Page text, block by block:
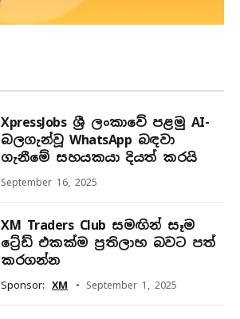
XpressJobs ශ්‍රී ලංකාවේ පළමු AI-
බලගැන්වූ WhatsApp බඳවා
ගැනීමේ සහයකයා දියත් කරයි
September 16, 2025
XM Traders Club සමඟින් සෑම
ට්‍රේඩ් එකක්ම ප්‍රතිලාභ බවට පත්
කරගන්න
Sponsor: XM September 1, 2025